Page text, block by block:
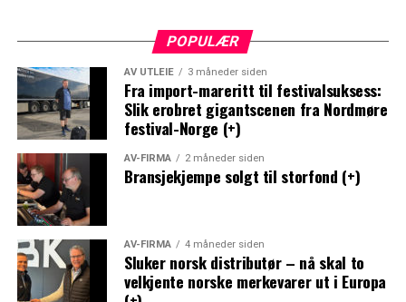
POPULÆR
AV UTLEIE 3 måneder siden
Fra import-mareritt til festivalsuksess:
Slik erobret gigantscenen fra Nordmøre
festival-Norge (+)
AV-FIRMA 2 måneder siden
Bransjekjempe solgt til storfond (+)
AV-FIRMA 4 måneder siden
Sluker norsk distributør – nå skal to
velkjente norske merkevarer ut i Europa